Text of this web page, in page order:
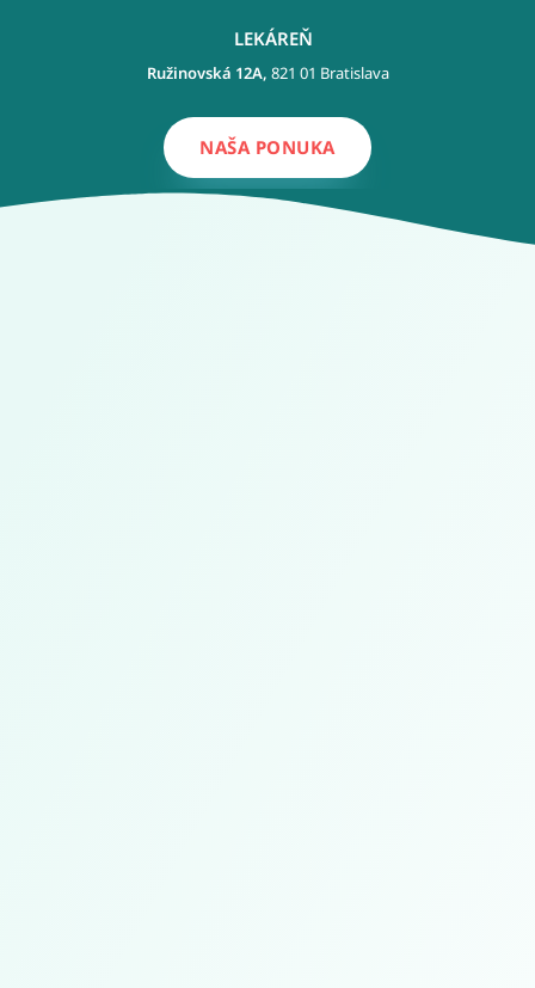
LEKÁREŇ
Ružinovská 12A, 821 01 Bratislava
NAŠA PONUKA